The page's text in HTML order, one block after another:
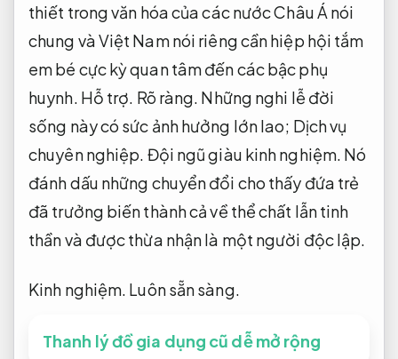
thiết trong văn hóa của các nước Châu Á nói
chung và Việt Nam nói riêng cần hiệp hội tắm
em bé cực kỳ quan tâm đến các bậc phụ
huynh. Hỗ trợ. Rõ ràng. Những nghi lễ đời
sống này có sức ảnh hưởng lớn lao; Dịch vụ
chuyên nghiệp. Đội ngũ giàu kinh nghiệm. Nó
đánh dấu những chuyển đổi cho thấy đứa trẻ
đã trưởng biến thành cả về thể chất lẫn tinh
thần và được thừa nhận là một người độc lập.
Kinh nghiệm. Luôn sẵn sàng.
Thanh lý đồ gia dụng cũ dễ mở rộng